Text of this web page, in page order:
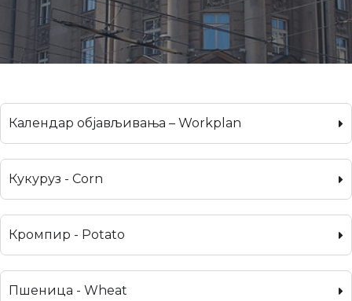
Календар објављивања – Workplan
Кукуруз - Corn
Кромпир - Potato
Пшеница - Wheat